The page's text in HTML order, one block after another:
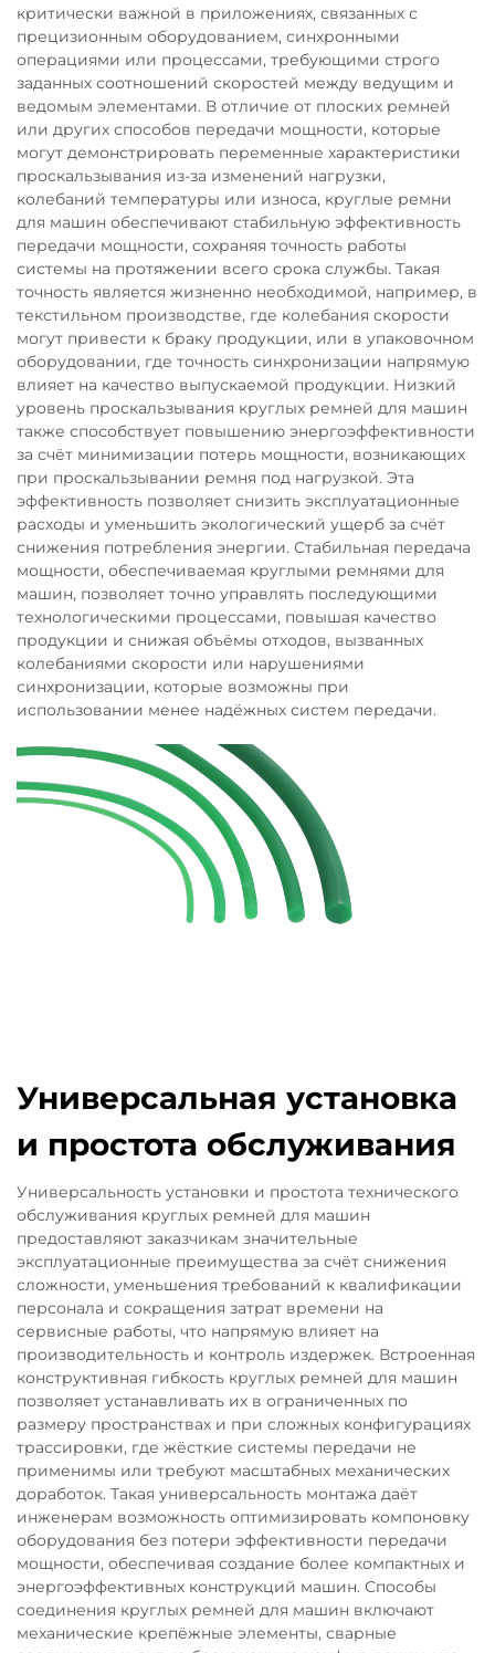
критически важной в приложениях, связанных с
прецизионным оборудованием, синхронными
операциями или процессами, требующими строго
заданных соотношений скоростей между ведущим и
ведомым элементами. В отличие от плоских ремней
или других способов передачи мощности, которые
могут демонстрировать переменные характеристики
проскальзывания из-за изменений нагрузки,
колебаний температуры или износа, круглые ремни
для машин обеспечивают стабильную эффективность
передачи мощности, сохраняя точность работы
системы на протяжении всего срока службы. Такая
точность является жизненно необходимой, например, в
текстильном производстве, где колебания скорости
могут привести к браку продукции, или в упаковочном
оборудовании, где точность синхронизации напрямую
влияет на качество выпускаемой продукции. Низкий
уровень проскальзывания круглых ремней для машин
также способствует повышению энергоэффективности
за счёт минимизации потерь мощности, возникающих
при проскальзывании ремня под нагрузкой. Эта
эффективность позволяет снизить эксплуатационные
расходы и уменьшить экологический ущерб за счёт
снижения потребления энергии. Стабильная передача
мощности, обеспечиваемая круглыми ремнями для
машин, позволяет точно управлять последующими
технологическими процессами, повышая качество
продукции и снижая объёмы отходов, вызванных
колебаниями скорости или нарушениями
синхронизации, которые возможны при
использовании менее надёжных систем передачи.
Универсальная установка
и простота обслуживания
Универсальность установки и простота технического
обслуживания круглых ремней для машин
предоставляют заказчикам значительные
эксплуатационные преимущества за счёт снижения
сложности, уменьшения требований к квалификации
персонала и сокращения затрат времени на
сервисные работы, что напрямую влияет на
производительность и контроль издержек. Встроенная
конструктивная гибкость круглых ремней для машин
позволяет устанавливать их в ограниченных по
размеру пространствах и при сложных конфигурациях
трассировки, где жёсткие системы передачи не
применимы или требуют масштабных механических
доработок. Такая универсальность монтажа даёт
инженерам возможность оптимизировать компоновку
оборудования без потери эффективности передачи
мощности, обеспечивая создание более компактных и
энергоэффективных конструкций машин. Способы
соединения круглых ремней для машин включают
механические крепёжные элементы, сварные